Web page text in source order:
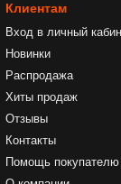
Клиентам
Вход в личный
Новинки
Распродажа
Хиты продаж
Отзывы
Контакты
Помощь покупателю